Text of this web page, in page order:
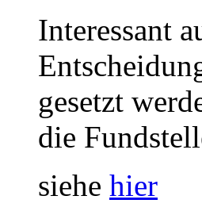
Interessant
gesetzt
die
siehe hier